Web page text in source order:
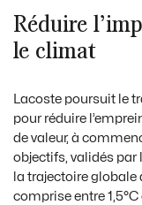
Réduire
le climat
Lacoste poursuit le
pour réduire
de valeur, à
objectifs, validés par
la trajectoire
comprise entre 1,5°C